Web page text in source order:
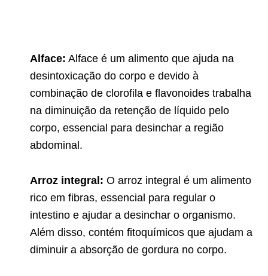
Alface: Alface é um alimento que ajuda na
desintoxicação do corpo e devido à
combinação de clorofila e flavonoides trabalha
na diminuição da retenção de líquido pelo
corpo, essencial para desinchar a região
abdominal.
Arroz integral: O arroz integral é um alimento
rico em fibras, essencial para regular o
intestino e ajudar a desinchar o organismo.
Além disso, contém fitoquímicos que ajudam a
diminuir a absorção de gordura no corpo.